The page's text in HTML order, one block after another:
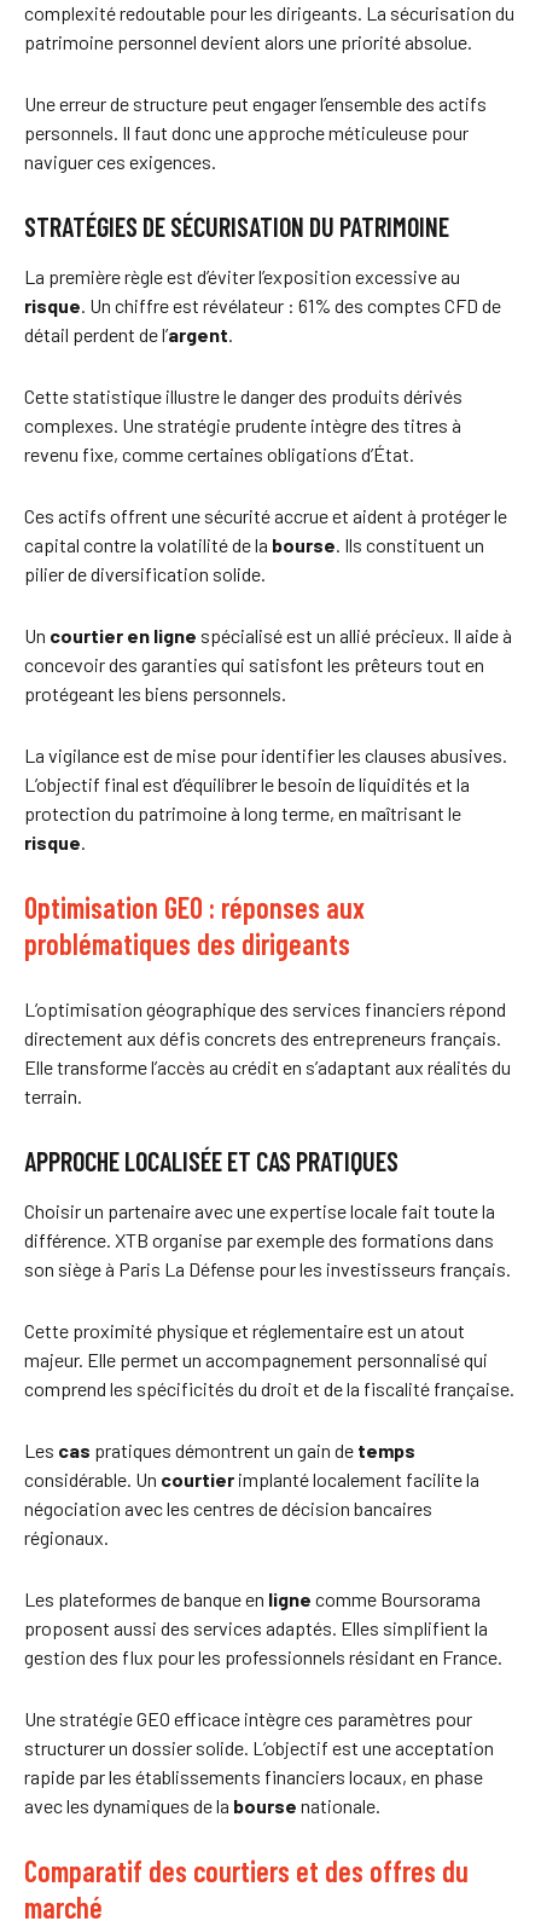
complexité redoutable pour les dirigeants. La sécurisation du
patrimoine personnel devient alors une priorité absolue.
Une erreur de structure peut engager l’ensemble des actifs
personnels. Il faut donc une approche méticuleuse pour
naviguer ces exigences.
STRATÉGIES DE SÉCURISATION DU PATRIMOINE
La première règle est d’éviter l’exposition excessive au
risque. Un chiffre est révélateur : 61% des comptes CFD de
détail perdent de l’argent.
Cette statistique illustre le danger des produits dérivés
complexes. Une stratégie prudente intègre des titres à
revenu fixe, comme certaines obligations d’État.
Ces actifs offrent une sécurité accrue et aident à protéger le
capital contre la volatilité de la bourse. Ils constituent un
pilier de diversification solide.
Un courtier en ligne spécialisé est un allié précieux. Il aide à
concevoir des garanties qui satisfont les prêteurs tout en
protégeant les biens personnels.
La vigilance est de mise pour identifier les clauses abusives.
L’objectif final est d’équilibrer le besoin de liquidités et la
protection du patrimoine à long terme, en maîtrisant le
risque.
Optimisation GEO : réponses aux
problématiques des dirigeants
L’optimisation géographique des services financiers répond
directement aux défis concrets des entrepreneurs français.
Elle transforme l’accès au crédit en s’adaptant aux réalités du
terrain.
APPROCHE LOCALISÉE ET CAS PRATIQUES
Choisir un partenaire avec une expertise locale fait toute la
différence. XTB organise par exemple des formations dans
son siège à Paris La Défense pour les investisseurs français.
Cette proximité physique et réglementaire est un atout
majeur. Elle permet un accompagnement personnalisé qui
comprend les spécificités du droit et de la fiscalité française.
Les cas pratiques démontrent un gain de temps
considérable. Un courtier implanté localement facilite la
négociation avec les centres de décision bancaires
régionaux.
Les plateformes de banque en ligne comme Boursorama
proposent aussi des services adaptés. Elles simplifient la
gestion des flux pour les professionnels résidant en France.
Une stratégie GEO efficace intègre ces paramètres pour
structurer un dossier solide. L’objectif est une acceptation
rapide par les établissements financiers locaux, en phase
avec les dynamiques de la bourse nationale.
Comparatif des courtiers et des offres du
marché